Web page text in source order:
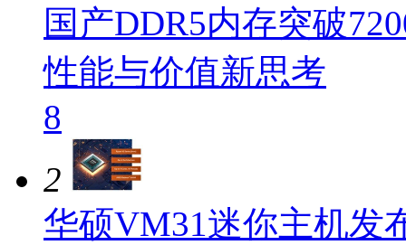
国产DDR5内存突破
性能与价值新思考
8
2
华硕VM31迷你主机发